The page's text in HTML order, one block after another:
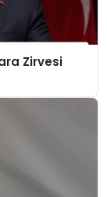
Zirvesi